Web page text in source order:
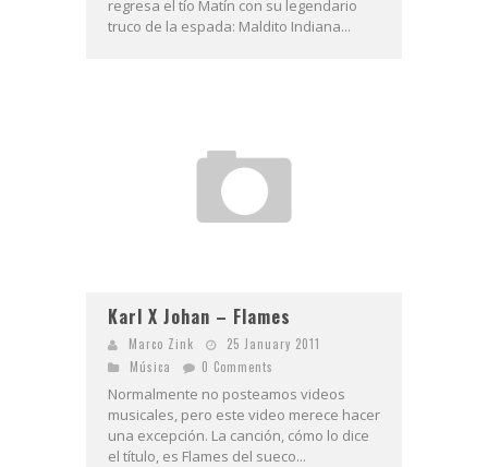
regresa el tío Matín con su legendario
truco de la espada: Maldito Indiana...
Karl X Johan – Flames
Marco Zink
25 January 2011
Música
0 Comments
Normalmente no posteamos videos
musicales, pero este video merece hacer
una excepción. La canción, cómo lo dice
el título, es Flames del sueco...